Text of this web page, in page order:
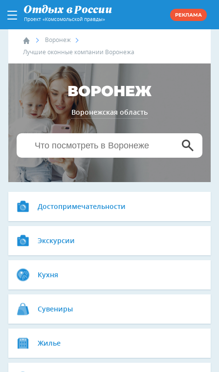
Проект «Комсомольской правды»
РЕКЛАМА
Воронеж
Лучшие оконные компании Воронежа
ВОРОНЕЖ
Воронежская область
Достопримечательности
Экскурсии
Кухня
Сувениры
Жилье